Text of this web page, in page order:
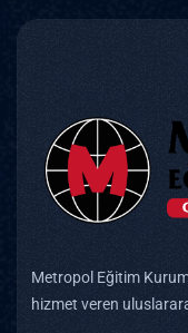
Metropol Eğitim
hizmet veren